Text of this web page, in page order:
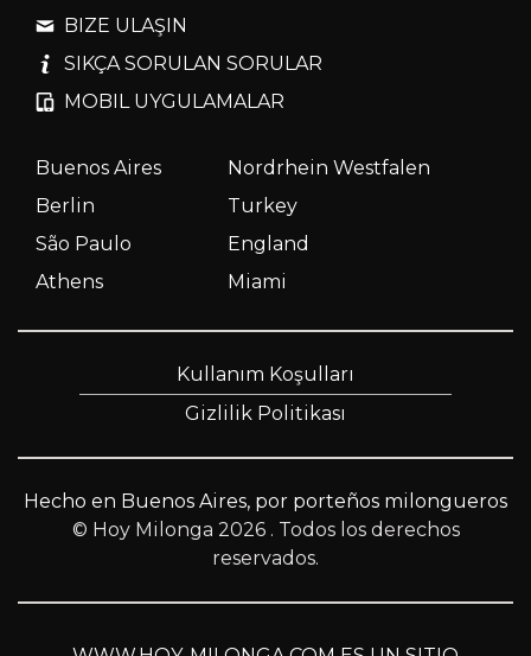
BIZE ULAŞIN
SIKÇA SORULAN SORULAR
MOBIL UYGULAMALAR
Buenos Aires
Nordrhein Westfalen
Berlin
Turkey
São Paulo
England
Athens
Miami
Kullanım Koşulları
Gizlilik Politikası
Hecho en Buenos Aires, por porteños milongueros
© Hoy Milonga 2026 . Todos los derechos
reservados.